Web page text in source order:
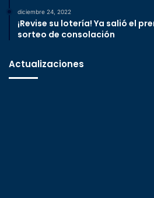
diciembre 24, 2022
¡Revise su lotería! Ya salió el
sorteo de consolación
Actualizaciones